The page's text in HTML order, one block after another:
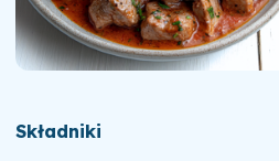
Składniki